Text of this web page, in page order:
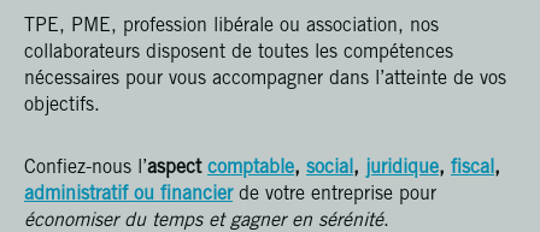
TPE, PME, profession libérale ou association, nos
collaborateurs disposent de toutes les compétences
nécessaires pour vous accompagner dans l’atteinte de vos
objectifs.
Confiez-nous l’aspect comptable, social , juridique, fiscal ,
administratif ou financierde votre entreprise pour
économiser du temps et gagner en sérénité.